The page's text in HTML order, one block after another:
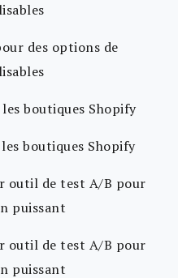
des options de
boutiques Shopify
boutiques Shopify
outil de test A/B pour
puissant
outil de test A/B pour
puissant